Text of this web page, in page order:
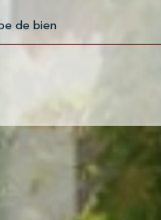
de bien